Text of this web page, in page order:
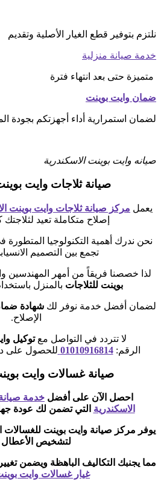
نلتزم بتوفير قطع الغيار الأصلية وتقديم
خدمة صيانة منزلية
متميزة حتى بعد انتهاء فترة
ضمان وايت بوينت
لضمان استمرارية أداء أجهزتكم بجودة
صيانه وايت بوينت الاسكندرية
صيانة ثلاجات وايت
يعمل مركز صيانة ثلاجات وايت بوينت
إصلاح متكاملة تعيد لثلاجتك
نحن ندرك أهمية التكنولوجيا المتطورة
تجمع بين التصميم
لذا خصصنا فريقاً من أمهر المهندسين
بوينت للثلاجات بالمنزل
لضمان أفضل خدمة نوفر لكشهادة
الإصلاح.
لا تتردد في التواصل معتوكيل
الرقم:01010916814 للحصول على
صيانة غسالات وايت
احصل الآن على أفضل خدمة
الاسكندرية التي تضمن لك عودة
يوفر مركز صيانة وايت بوينت للغسالات
لتشخيص الأعطال
مما يجنبك التكاليف الباهظة ويضمن
غيار غسالات وايت